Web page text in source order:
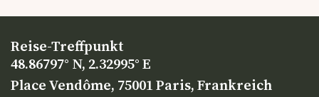
Reise-Treffpunkt
48.86797° N, 2.32995° E
Place Vendôme, 75001 Paris, Frankreich